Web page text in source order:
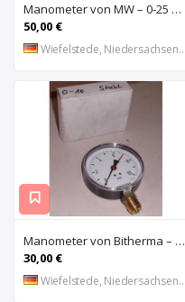
Manometer von MW – 0-25 bar
50,00 €
Wiefelstede, Niedersachsen, DE
Manometer von Bitherma – NG 100
30,00 €
Wiefelstede, Niedersachsen, DE